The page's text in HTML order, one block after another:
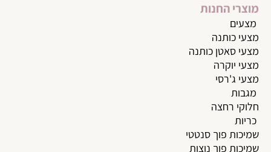
מוצרי החנות
מצעים
מצעי כותנה
מצעי סאטן כותנה
מצעי יוקרה
מצעי ג'רסי
מגבות
חלוקי רחצה
כריות
שמיכות פוך סנטטי
שמיכות פוך נוצות